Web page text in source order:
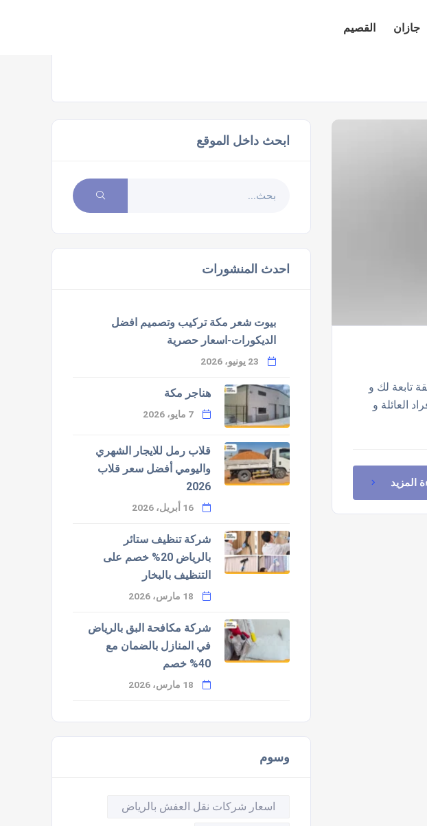
جازان القصيم
تابعة لك و
العائلة و
المزيد
ابحث داخل الموقع
احدث المنشورات
بيوت شعر مكة تركيب وتصميم افضل
الديكورات-اسعار حصرية
هناجر مكة
قلاب رمل للايجار الشهري
واليومي أفضل سعر قلاب
2026
شركة تنظيف ستائر
بالرياض 20% خصم على
التنظيف بالبخار
شركة مكافحة البق بالرياض
في المنازل بالضمان مع
40% خصم
وسوم
اسعار شركات نقل العفش بالرياض